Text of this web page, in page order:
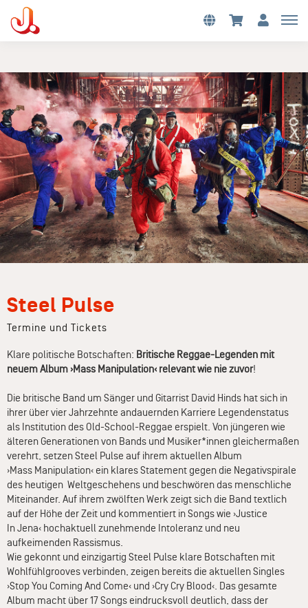
Steel Pulse
Termine und Tickets
Klare politische Botschaften: Britische Reggae-Legenden mit
neuem Album ›Mass Manipulation‹ relevant wie nie zuvor!
Die britische Band um Sänger und Gitarrist David Hinds hat sich in
ihrer über vier Jahrzehnte andauernden Karriere Legendenstatus
als Institution des Old-School-Reggae erspielt. Von jüngeren wie
älteren Generationen von Bands und Musiker*innen gleichermaßen
verehrt, setzen Steel Pulse auf ihrem aktuellen Album
›Mass Manipulation‹ ein klares Statement gegen die Negativspirale
des heutigen Weltgeschehens und beschwören das menschliche
Miteinander. Auf ihrem zwölften Werk zeigt sich die Band textlich
auf der Höhe der Zeit und kommentiert in Songs wie ›Justice
In Jena‹ hochaktuell zunehmende Intoleranz und neu
aufkeimenden Rassismus.
Wie gekonnt und einzigartig Steel Pulse klare Botschaften mit
Wohlfühlgrooves verbinden, zeigen bereits die aktuellen Singles
›Stop You Coming And Come‹ und ›Cry Cry Blood‹. Das gesamte
Album macht über 17 Songs eindrucksvoll deutlich, dass der